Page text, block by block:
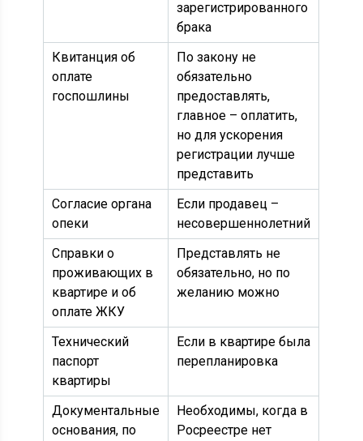
зарегистрированного
брака
Квитанция об
оплате
госпошлины
По закону не
обязательно
предоставлять,
главное – оплатить,
но для ускорения
регистрации лучше
представить
Согласие органа
опеки
Если продавец –
несовершеннолетний
Справки о
проживающих в
квартире и об
оплате ЖКУ
Представлять не
обязательно, но по
желанию можно
Технический
паспорт
квартиры
Если в квартире была
перепланировка
Документальные
основания, по
Необходимы, когда в
Росреестре нет